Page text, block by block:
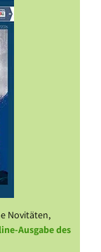
Novitäten,
Ausgabe des